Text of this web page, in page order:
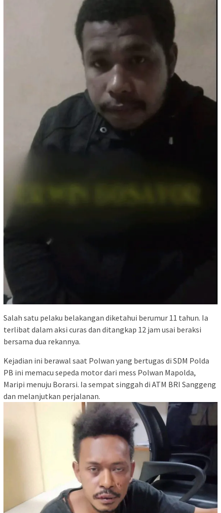
Salah satu pelaku belakangan diketahui berumur 11 tahun. Ia
terlibat dalam aksi curas dan ditangkap 12 jam usai beraksi
bersama dua rekannya.
Kejadian ini berawal saat Polwan yang bertugas di SDM Polda
PB ini memacu sepeda motor dari mess Polwan Mapolda,
Maripi menuju Borarsi. Ia sempat singgah di ATM BRI Sanggeng
dan melanjutkan perjalanan.